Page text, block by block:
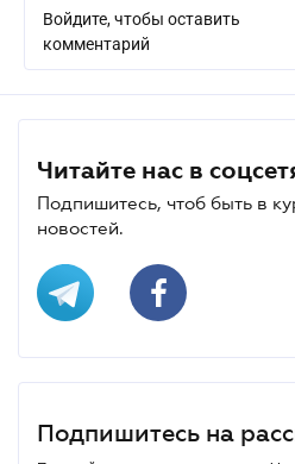
Войдите, чтобы оставить
комментарий
Читайте нас в
Подпишитесь, чтоб быть в
новостей.
Подпишитесь на